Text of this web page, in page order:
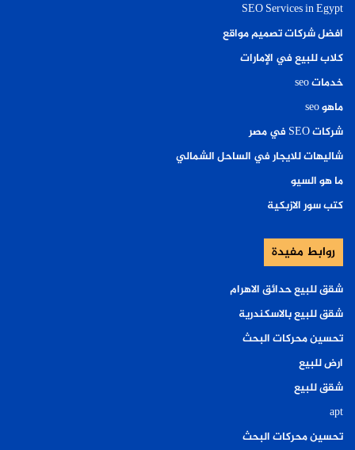
SEO Services in Egypt
افضل شركات تصميم مواقع
كلاب للبيع في الإمارات
خدمات seo
ماهو seo
شركات SEO في مصر
شاليهات للايجار في الساحل الشمالي
ما هو السيو
كتب سور الازبكية
روابط مفيدة
شقق للبيع حدائق الاهرام
شقق للبيع بالاسكندرية
تحسين محركات البحث
ارض للبيع
شقق للبيع
apt
تحسين محركات البحث